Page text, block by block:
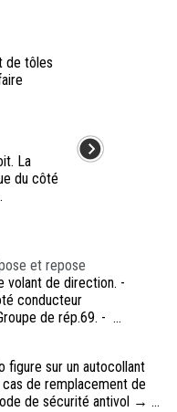
de tôles
La
du côté
et repose
volant de direction. -
conducteur
de rép.69. - ...
figure sur un autocollant
de remplacement de
de sécurité antivol → ...